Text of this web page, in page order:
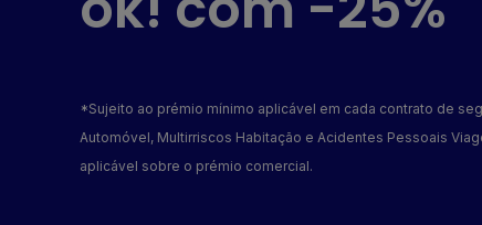
*Sujeito ao prémio mínimo aplicável em cada contrato de
Automóvel, Multirriscos Habitação e Acidentes Pessoais
aplicável sobre o prémio comercial.